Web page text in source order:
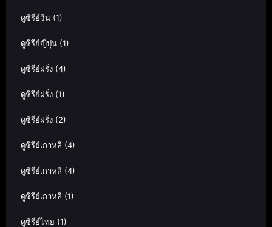
ดูซีรีย์จีน (1)
ดูซีรีย์ญี่ปุ่น (1)
ดูซีรีย์ฝรั่ง (4)
ดูซีรีย์ฝรั่ง (1)
ดูซีรีย์ฝรั่ง (2)
ดูซีรีย์เกาหลี (4)
ดูซีรีย์เกาหลี (4)
ดูซีรีย์เกาหลี (1)
ดูซีรีย์ไทย (1)